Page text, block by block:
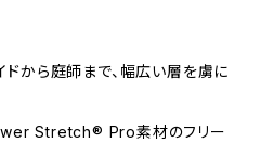
から庭師まで、幅広い層を虜に
Stretch® Pro素材のフリー